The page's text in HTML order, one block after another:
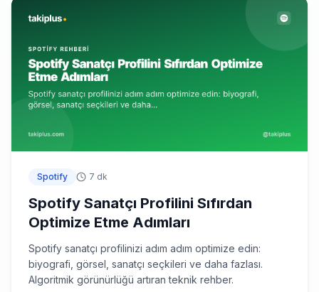
Spotify 7 dk
Spotify Sanatçı Profilini Sıfırdan
Optimize Etme Adımları
Spotify sanatçı profilinizi adım adım optimize edin:
biyografi, görsel, sanatçı seçkileri ve daha fazlası.
Algoritmik görünürlüğü artıran teknik rehber.